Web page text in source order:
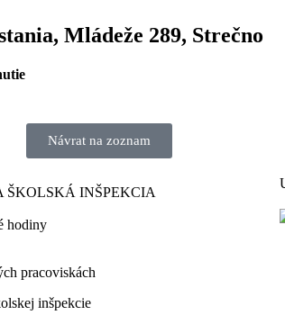
Mládeže 289, Strečno
Návrat na zoznam
ŠKOLSKÁ INŠPEKCIA
hodiny​
pracoviskách
inšpekcie